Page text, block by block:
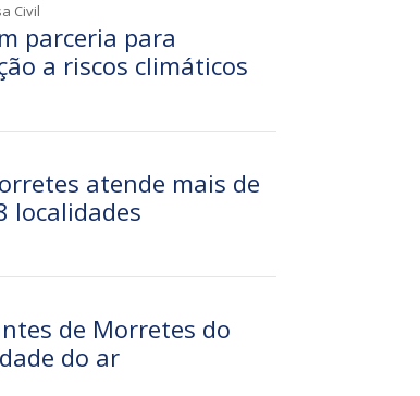
Civil
parceria para
a riscos climáticos
atende mais de
localidades
de Morretes do
do ar